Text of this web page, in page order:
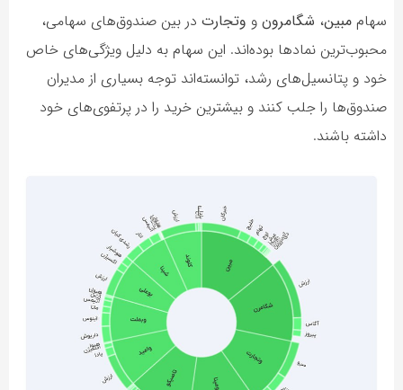
سهام مبین، شگامرون و وتجارت در بین صندوق‌های سهامی،
محبوب‌ترین نمادها بوده‌اند. این سهام به دلیل ویژگی‌های خاص
خود و پتانسیل‌های رشد، توانسته‌اند توجه بسیاری از مدیران
صندوق‌ها را جلب کنند و بیشترین خرید را در پرتفوی‌های خود
داشته باشند.